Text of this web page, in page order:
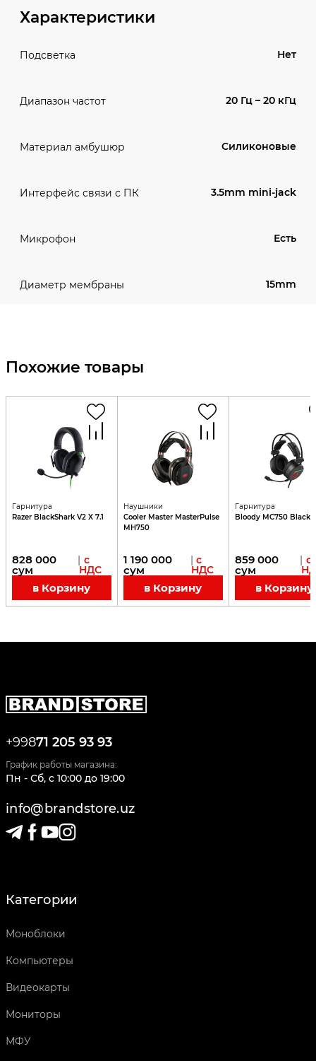
Характеристики
Подсветка Нет
Диапазон частот 20 Гц – 20 кГц
Материал амбушюр Силиконовые
Интерфейс связи с ПК 3.5mm mini-jack
Микрофон Есть
Диаметр мембраны 15mm
Похожие товары
Гарнитура
Razer BlackShark V2 X 7.1
828 000
сум
с
НДС
в Корзину
Наушники
Cooler Master MasterPulse
MH750
1 190 000
сум
с
НДС
в Корзину
Гарнитура
Bloody MC750 Black
859 000
сум
с
в Корзину
+99871 205 93 93
График работы магазина:
Пн - Сб, c 10:00 до 19:00
info@brandstore.uz
Категории
Моноблоки
Компьютеры
Видеокарты
Мониторы
МФУ